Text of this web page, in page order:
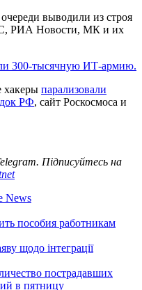
выводили из строя
РИА Новости, МК и их
300-тысячную ИТ-армию.
хакеры парализовали
РФ, сайт Роскосмоса и
Підписуйтесь на
News
пособия работникам
щодо інтеграції
пострадавших
в пятницу